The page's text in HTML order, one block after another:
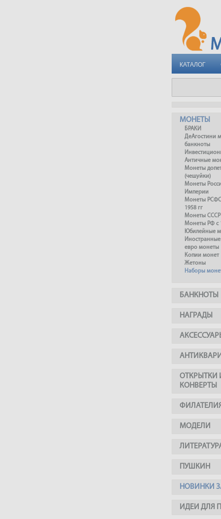
КАТАЛОГ
МОНЕТЫ
БРАКИ
ДеАгостини
банкноты
Античные
Монеты
(чешуйки)
Монеты
Империи
Монеты
1958 гг
Монеты СССР
Монеты РФ с
Юбилейные
евро монеты
Копии монет
Жетоны
Наборы
БАНКНОТЫ
НАГРАДЫ
ОТКРЫТКИ
КОНВЕРТЫ
МОДЕЛИ
ПУШКИН
НОВИНКИ
ИДЕИ ДЛЯ